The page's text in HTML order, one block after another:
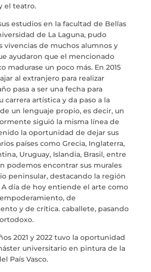
el teatro.
estudios en la facultad de Bellas
de La Laguna, pudo
vivencias de muchos alumnos y
ayudaron que el mencionado
madurase un poco más. En 2015
al extranjero para realizar
pasa a ser una fecha para
carrera artística y da paso a la
un lenguaje propio, es decir, un
siguió la misma línea de
la oportunidad de dejar sus
países como Grecia, Inglaterra,
Uruguay, Islandia, Brasil, entre
podemos encontrar sus murales
peninsular, destacando la región
A día de hoy entiende el arte como
de
y de crítica. caballete, pasando
2021 y 2022 tuvo la oportunidad
universitario en pintura de la
País Vasco.